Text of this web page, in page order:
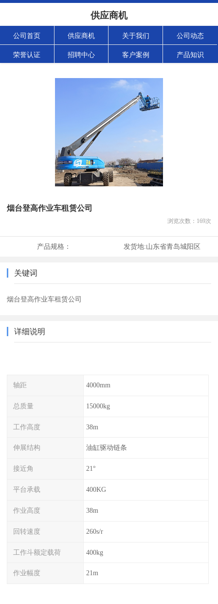
供应商机
公司首页 供应商机 关于我们 公司动态
荣誉认证 招聘中心 客户案例 产品知识
烟台登高作业车租赁公司
浏览次数： 169次
产品规格： 发货地:山东省青岛城阳区
关键词
烟台登高作业车租赁公司
详细说明
轴距 4000mm
总质量 15000kg
工作高度 38m
伸展结构 油缸驱动链条
接近角 21°
平台承载 400KG
作业高度 38m
回转速度 260s/r
工作斗额定载荷 400kg
作业幅度 21m